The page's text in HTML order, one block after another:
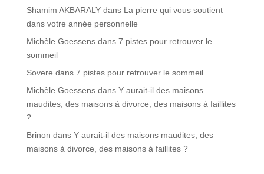
Shamim AKBARALYdans La pierre qui vous soutient
dans votre année personnelle
Michèle Goessensdans 7 pistes pour retrouver le
sommeil
Sovere dans 7 pistes pour retrouver le sommeil
Michèle Goessensdans Y aurait-il des maisons
maudites, des maisons à divorce, des maisons à faillites
?
Brinon dans Y aurait-il des maisons maudites, des
maisons à divorce, des maisons à faillites ?